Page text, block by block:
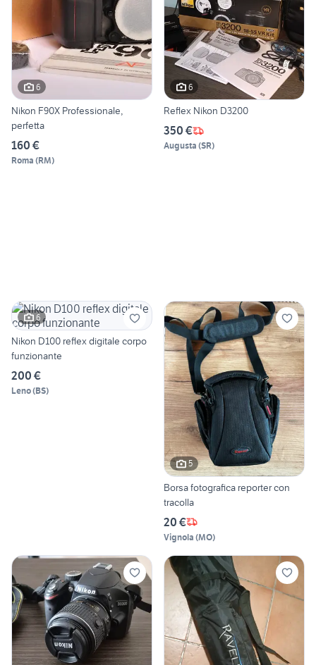
6
Nikon F90X Professionale,
perfetta
160 €
Roma (RM)
6
Reflex Nikon D3200
350 €
Augusta (SR)
6
Nikon D100 reflex digitale corpo
funzionante
200 €
Leno(BS)
5
Borsa fotografica reporter con
tracolla
20 €
Vignola (MO)